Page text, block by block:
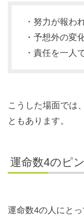
・努力が報わ
・予想外の変
・責任を一人
こうした場面では
ともあります。
運命数4のピ
運命数4の人にとっ